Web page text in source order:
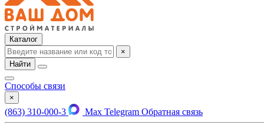
Каталог
×
Найти
Способы связи
×
(863) 310-000-3 Max Telegram Обратная связь